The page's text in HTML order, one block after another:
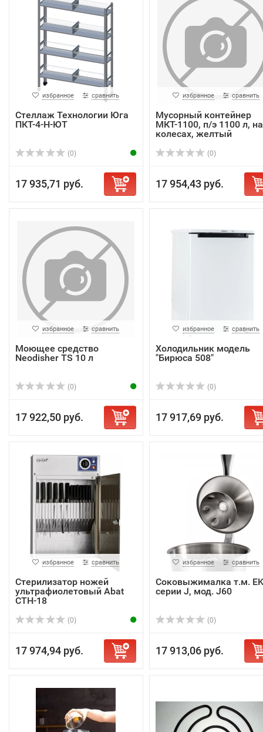
избранное сравнить
Стеллаж Технологии Юга
ПКТ-4-Н-ЮТ
(0)
17 935,71 руб.
избранное сравнить
Мусорный контейнер
МКТ-1100, п/э 1100 л, на
колесах, желтый
(0)
17 954,43 руб.
избранное сравнить
Моющее средство
Neodisher TS 10 л
(0)
17 922,50 руб.
избранное сравнить
Холодильник модель
"Бирюса 508"
(0)
17 917,69 руб.
избранное сравнить
Стерилизатор ножей
ультрафиолетовый Abat
СТН-18
(0)
17 974,94 руб.
избранное сравнить
Соковыжималка т.м.
серии J, мод. J60
(0)
17 913,06 руб.